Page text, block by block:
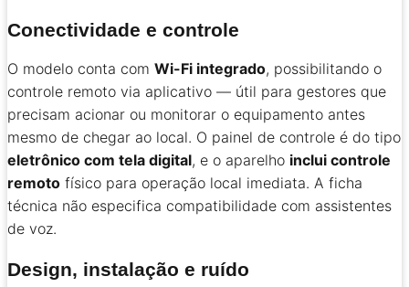
Conectividade e controle
O modelo conta com Wi-Fi integrado, possibilitando o
controle remoto via aplicativo — útil para gestores que
precisam acionar ou monitorar o equipamento antes
mesmo de chegar ao local. O painel de controle é do tipo
eletrônico com tela digital, e o aparelho inclui controle
remoto físico para operação local imediata. A ficha
técnica não especifica compatibilidade com assistentes
de voz.
Design, instalação e ruído